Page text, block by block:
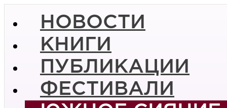
НОВОСТИ
КНИГИ
ПУБЛИКАЦИИ
ФЕСТИВАЛИ